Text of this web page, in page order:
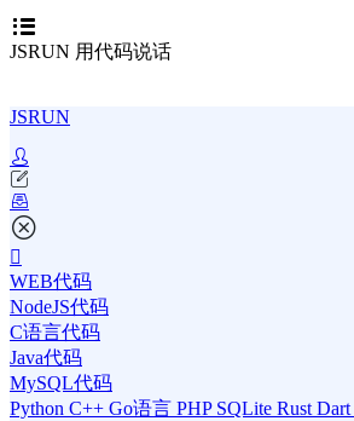
JSRUN 用代码说话
JSRUN
WEB代码
NodeJS代码
C语言代码
Java代码
MySQL代码
Python C++ Go语言 PHP SQLite Rust Dart